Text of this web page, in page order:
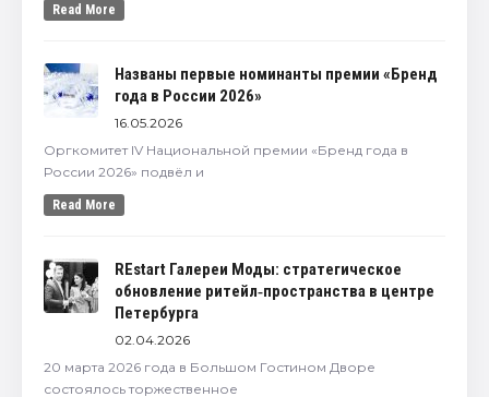
Read More
Названы первые номинанты премии «Бренд
года в России 2026»
16.05.2026
Оргкомитет IV Национальной премии «Бренд года в
России 2026» подвёл и
Read More
REstart Галереи Моды: стратегическое
обновление ритейл‑пространства в центре
Петербурга
02.04.2026
20 марта 2026 года в Большом Гостином Дворе
состоялось торжественное